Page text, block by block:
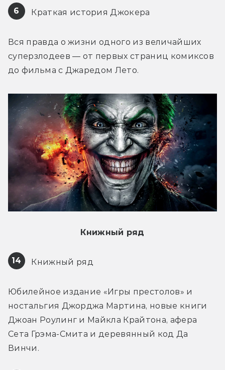
6 Краткая история Джокера
Вся правда о жизни одного из величайших
суперзлодеев — от первых страниц комиксов
до фильма с Джаредом Лето.
Книжный ряд
14 Книжный ряд
Юбилейное издание «Игры престолов» и
ностальгия Джорджа Мартина, новые книги
Джоан Роулинг и Майкла Крайтона, афера
Сета Грэма-Смита и деревянный код Да
Винчи.